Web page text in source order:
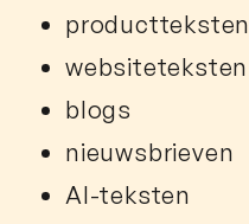
productteksten
websiteteksten
blogs
nieuwsbrieven
AI-teksten